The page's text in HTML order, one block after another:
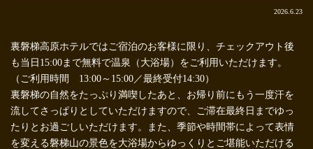
2026.6.23
裏磐梯高原ホテルではご宿泊のお客様に限り、チェックアウト後
も当日15:00まで無料で温泉（大浴場）をご利用いただけます。
（ご利用時間 13:00～15:00／最終受付14:30）
裏磐梯の自然をたっぷり満喫したあと、お帰り前にもう一度汗を
流してさっぱりとしていただけますので、ご滞在最終日までゆっ
たりとお過ごしいただけます。また、季節や時間帯によって表情
を変える磐梯山の景色を大浴場からゆっくりとご堪能いただける